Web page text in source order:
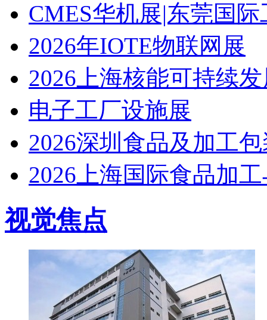
CMES华机展|东莞国
2026年IOTE物联网展
2026上海核能可持续
电子工厂设施展
2026深圳食品及加工
2026上海国际食品加
视觉焦点